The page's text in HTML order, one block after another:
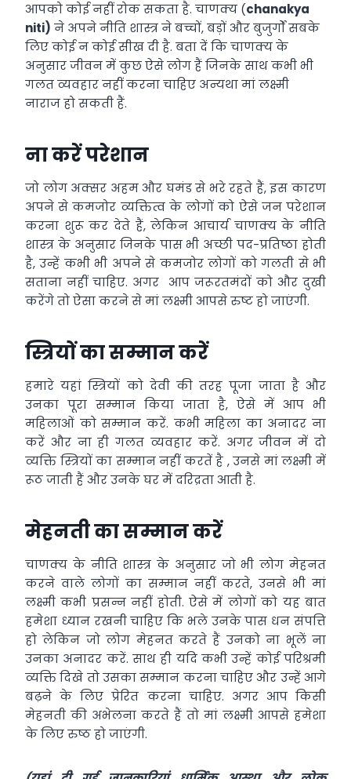
आपको कोई नहीं रोक सकता है. चाणक्य (chanakya
niti) ने अपने नीति शास्त्र ने बच्चों, बड़ों और बुजुर्गों सबके
लिए कोई न कोई सीख दी है. बता दें कि चाणक्य के
अनुसार जीवन में कुछ ऐसे लोग हैं जिनके साथ कभी भी
गलत व्यवहार नहीं करना चाहिए अन्यथा मां लक्ष्मी
नाराज हो सकती हैं.
ना करें परेशान
जो लोग अक्सर अहम और घमंड से भरे रहते हैं, इस कारण
अपने से कमजोर व्यक्तित्व के लोगों को ऐसे जन परेशान
करना शुरू कर देते हैं, लेकिन आचार्य चाणक्य के नीति
शास्त्र के अनुसार जिनके पास भी अच्छी पद-प्रतिष्ठा होती
है, उन्हें कभी भी अपने से कमजोर लोगों को गलती से भी
सताना नहीं चाहिए. अगर आप जरूरतमंदों को और दुखी
करेंगे तो ऐसा करने से मां लक्ष्मी आपसे रुष्ट हो जाएंगी.
स्त्रियों का सम्मान करें
हमारे यहां स्त्रियों को देवी की तरह पूजा जाता है और
उनका पूरा सम्मान किया जाता है, ऐसे में आप भी
महिलाओं को सम्मान करें. कभी महिला का अनादर ना
करें और ना ही गलत व्यवहार करें. अगर जीवन में दो
व्यक्ति स्त्रियों का सम्मान नहीं करतें है , उनसे मां लक्ष्मी में
रूठ जाती हैं और उनके घर में दरिद्रता आती है.
मेहनती का सम्मान करें
चाणक्य के नीति शास्त्र के अनुसार जो भी लोग मेहनत
करने वाले लोगों का सम्मान नहीं करते, उनसे भी मां
लक्ष्मी कभी प्रसन्न नहीं होती. ऐसे में लोगों को यह बात
हमेशा ध्यान रखनी चाहिए कि भले उनके पास धन संपत्ति
हो लेकिन जो लोग मेहनत करते हैं उनको ना भूलें ना
उनका अनादर करें. साथ ही यदि कभी उन्हें कोई परिश्रमी
व्यक्ति दिखे तो उसका सम्मान करना चाहिए और उन्हें आगे
बढ़ने के लिए प्रेरित करना चाहिए. अगर आप किसी
मेहनती की अभेलना करते हैं तो मां लक्ष्मी आपसे हमेशा
के लिए रुष्ठ हो जाएंगी.